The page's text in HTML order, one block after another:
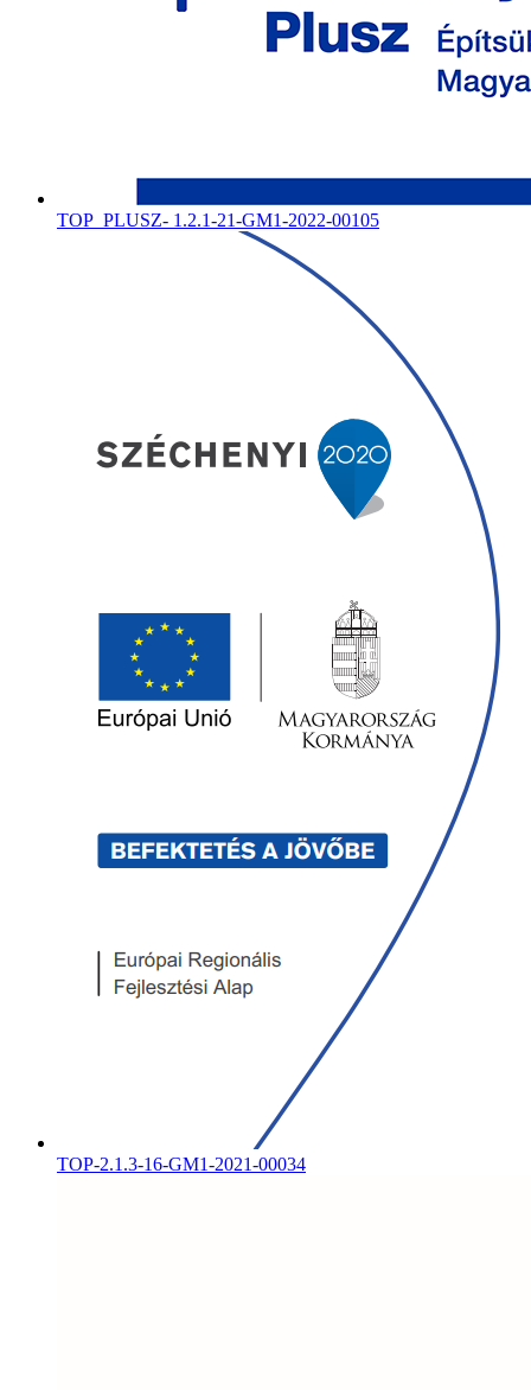
TOP_PLUSZ- 1.2.1-21-GM1-2022-00105
TOP-2.1.3-16-GM1-2021-00034